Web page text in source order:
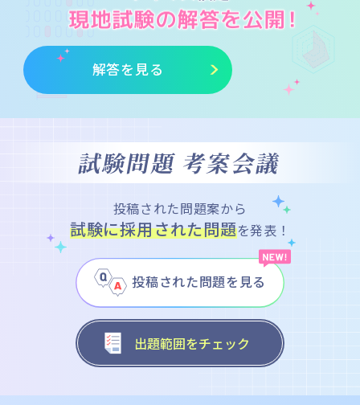
解答を見る
試験問題 考案会議
投稿された問題案から
試験に採用された問題を発表！
投稿された問題を見る
出題範囲をチェック
試験問題は
アイドルマスター ポータル
ゲーム（公式サイト一覧）
掲載されているゲームの公式サイト内容までを範囲とします。
既に販売されていない・配信が終了しているゲームは範囲に含
まれません。
ライブ・イベント
掲載されているライブ・イベントの内、2024年11月中までに
開催されるものを対象とします。
アニメ（公式サイト一覧）
掲載されているアニメの公式サイト内容までを範囲とします。
ミュージック
掲載されている各楽曲情報サイトの内容までを範囲とします。
試験問題は
アイドルマスター ポータル
ゲーム（公式サイト一覧）
掲載されているゲームの公式サイト内容までを範囲とします。
既に販売されていない・配信が終了しているゲームは範囲に含
まれません。
ライブ・イベント
掲載されているライブ・イベントの内、2024年11月中までに
開催されるものを対象とします。
アニメ（公式サイト一覧）
掲載されているアニメの公式サイト内容までを範囲とします。
ミュージック
掲載されている各楽曲情報サイトの内容までを範囲とします。